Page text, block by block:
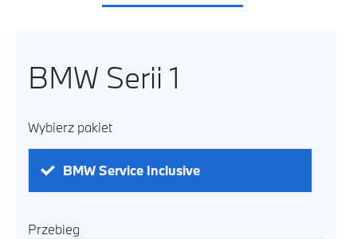
BMW Serii 1
Wybierz pakiet
BMW Service Inclusive
Przebieg